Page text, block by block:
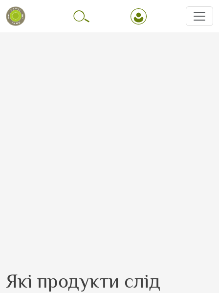
Які продукти слід